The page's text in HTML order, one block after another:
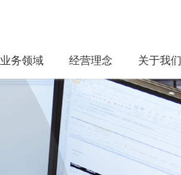
业务领域 经营理念 关于我们